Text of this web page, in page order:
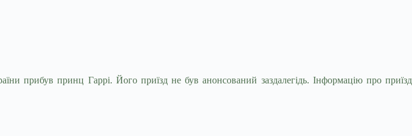
прибув принц Гаррі. Його приїзд не був анонсований заздалегідь. Інформацію про приїзд